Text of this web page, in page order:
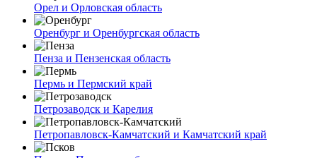
Орел и Орловская область
Оренбург и Оренбургская область
Пенза и Пензенская область
Пермь и Пермский край
Петрозаводск и Карелия
Петропавловск-Камчатский и Камчатский край